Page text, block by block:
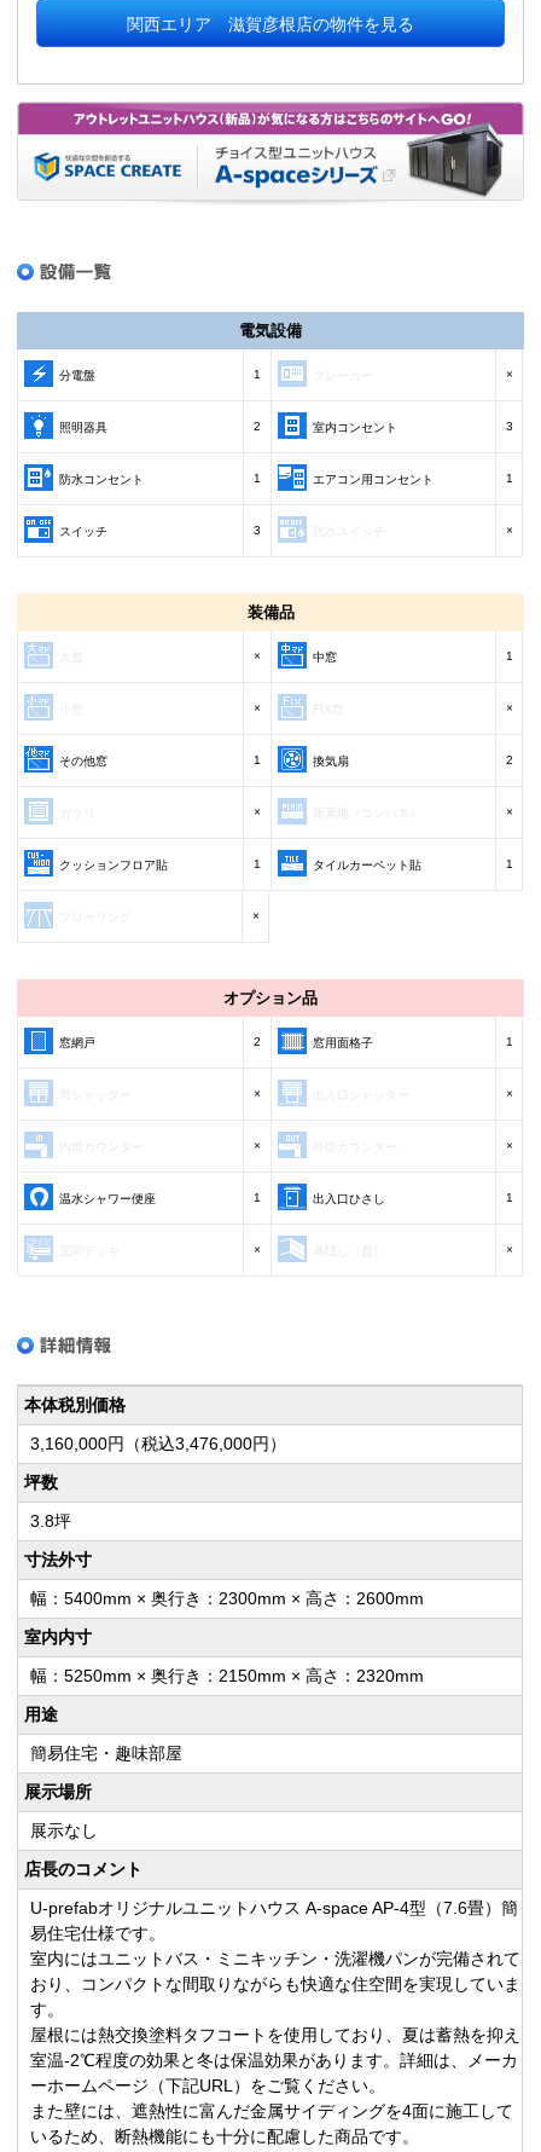
関西エリア 滋賀彦根店の物件を見る
電気設備
分電盤 1 ×
照明器具 2 室内コンセント 3
防水コンセント 1 エアコン用コンセント 1
スイッチ 3 ×
装備品
× 中窓 1
× FIX窓 ×
その他窓 1 換気扇 2
× ×
クッションフロア貼 1 タイルカーペット貼 1
×
オプション品
窓網戸 2 窓用面格子 1
× ×
× ×
温水シャワー便座 1 出入口ひさし 1
× ×
本体税別価格
3,160,000円（税込3,476,000円）
坪数
3.8坪
寸法外寸
幅：5400mm × 奥行き：2300mm × 高さ：2600mm
室内内寸
幅：5250mm × 奥行き：2150mm × 高さ：2320mm
用途
簡易住宅・趣味部屋
展示場所
展示なし
店長のコメント
U-prefabオリジナルユニットハウス A-space AP-4型（7.6畳）簡
易住宅仕様です。
室内にはユニットバス・ミニキッチン・洗濯機パンが完備されて
おり、コンパクトな間取りながらも快適な住空間を実現していま
す。
屋根には熱交換塗料タフコートを使用しており、夏は蓄熱を抑え
室温-2℃程度の効果と冬は保温効果があります。詳細は、メーカ
ーホームページ（下記URL）をご覧ください。
また壁には、遮熱性に富んだ金属サイディングを4面に施工して
いるため、断熱機能にも十分に配慮した商品です。